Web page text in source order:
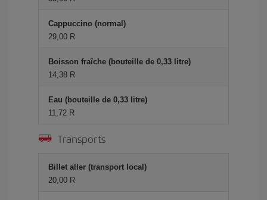
Cappuccino (normal)
29,00 R
Boisson fraîche (bouteille de 0,33 litre)
14,38 R
Eau (bouteille de 0,33 litre)
11,72 R
Transports
Billet aller (transport local)
20,00 R